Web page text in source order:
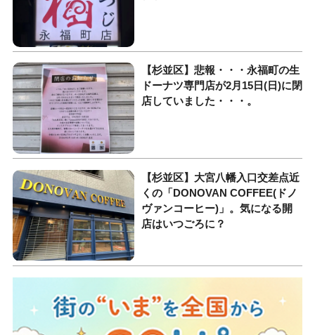
【杉並区】悲報・・・永福町の生
ドーナツ専門店が2月15日(日)に閉
店していました・・・。
【杉並区】大宮八幡入口交差点近
くの「DONOVAN COFFEE(ドノ
ヴァンコーヒー)」。気になる開
店はいつごろに？